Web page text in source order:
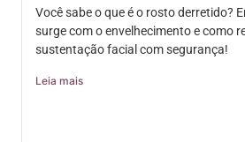
Você sabe o que é o rosto derretido?
surge com o envelhecimento e como
sustentação facial com segurança!
Leia mais